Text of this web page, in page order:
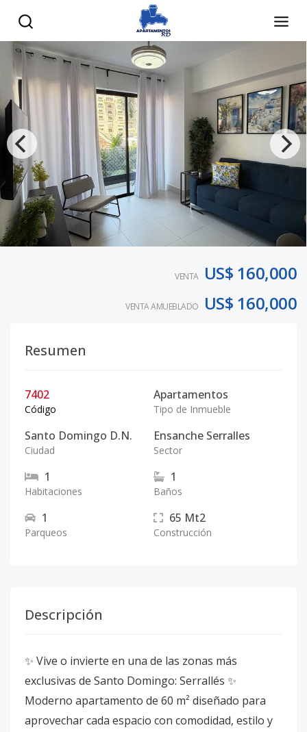
VENTA US$ 160,000
VENTA AMUEBLADO US$ 160,000
Resumen
7402
Código
Apartamentos
Tipo de Inmueble
Santo Domingo D.N.
Ciudad
Ensanche Serralles
Sector
1
Habitaciones
1
Baños
1
Parqueos
65 Mt2
Construcción
Descripción
✨ Vive o invierte en una de las zonas más
exclusivas de Santo Domingo: Serrallés ✨
Moderno apartamento de 60 m² diseñado para
aprovechar cada espacio con comodidad, estilo y